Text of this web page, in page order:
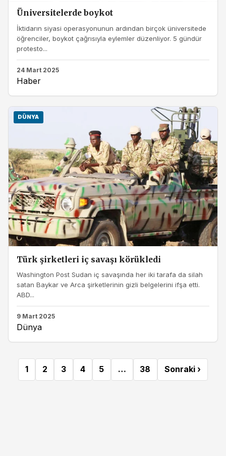
Üniversitelerde boykot
İktidarın siyasi operasyonunun ardından birçok üniversitede
öğrenciler, boykot çağrısıyla eylemler düzenliyor. 5 gündür
protesto...
24 Mart 2025
Haber
DÜNYA
Türk şirketleri iç savaşı körükledi
Washington Post Sudan iç savaşında her iki tarafa da silah
satan Baykar ve Arca şirketlerinin gizli belgelerini ifşa etti.
ABD...
9 Mart 2025
Dünya
1 2 3 4 5 … 38 Sonraki ›